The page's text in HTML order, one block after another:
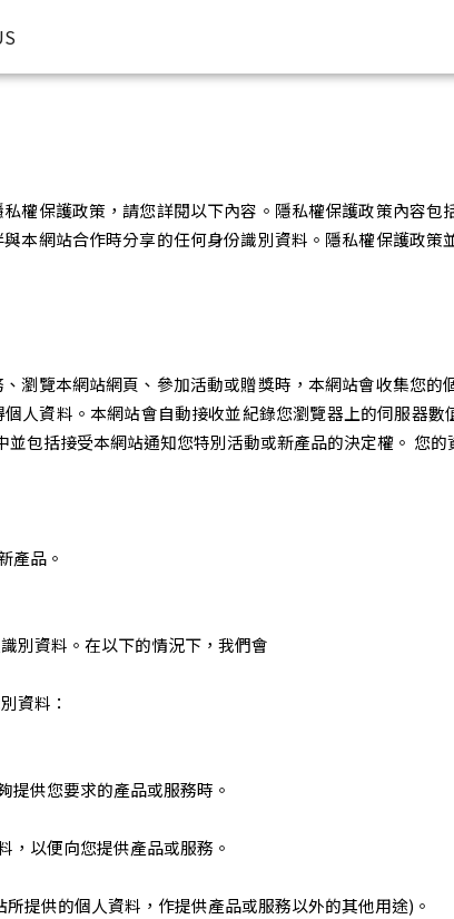
權保護政策，請您詳閱以下內容。隱私權保護政策內容
本網站合作時分享的任何身份識別資料。隱私權保護政
瀏覽本網站網頁、參加活動或贈獎時，本網站會收集您
人資料。本網站會自動接收並紀錄您瀏覽器上的伺服器
包括接受本網站通知您特別活動或新產品的決定權。 您的
產品。
別資料。在以下的情況下，我們會
資料：
提供您要求的產品或服務時。
，以便向您提供產品或服務。
提供的個人資料，作提供產品或服務以外的其他用途)。